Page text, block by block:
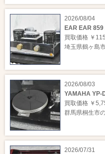
2026/08/04
EAR EAR 859
買取価格 ￥
埼玉県鶴ヶ島
2026/08/03
YAMAHA YP-
買取価格 ￥
群馬県桐生市
2026/07/31